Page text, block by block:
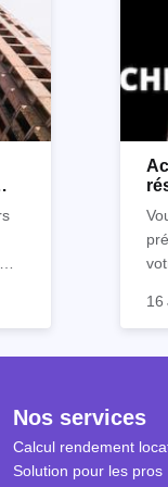
la
16
Nos services
Calcul rendement
Solution pour les pros